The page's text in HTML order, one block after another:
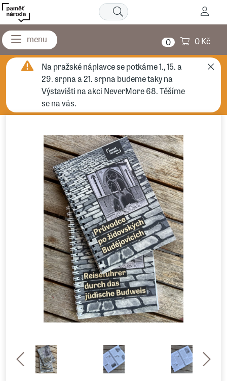
0 0 Kč
Na pražské náplavce se potkáme 1., 15. a
29. srpna a 21. srpna budeme taky na
Výstavišti na akci NeverMore 68. Těšíme
se na vás.